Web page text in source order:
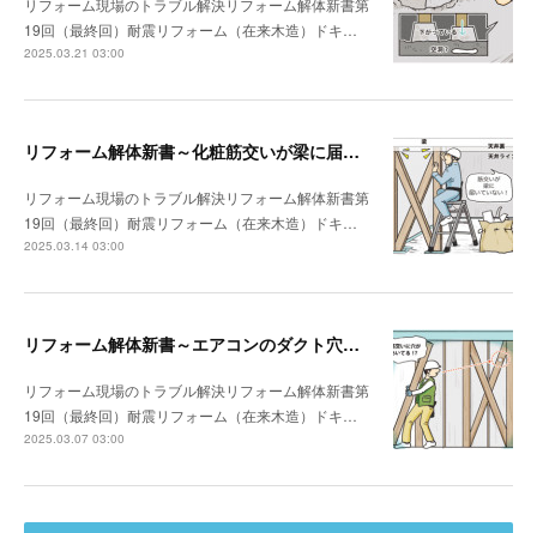
リフォーム現場のトラブル解決リフォーム解体新書第
19回（最終回）耐震リフォーム（在来木造）ドキ…
2025.03.21 03:00
リフォーム解体新書～化粧筋交いが梁に届いていなかった
リフォーム現場のトラブル解決リフォーム解体新書第
19回（最終回）耐震リフォーム（在来木造）ドキ…
2025.03.14 03:00
リフォーム解体新書～エアコンのダクト穴が筋交いを貫通していた
リフォーム現場のトラブル解決リフォーム解体新書第
19回（最終回）耐震リフォーム（在来木造）ドキ…
2025.03.07 03:00